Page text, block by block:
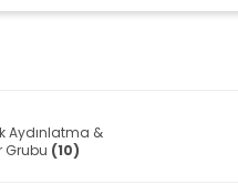
Aydınlatma &
Grubu (10)